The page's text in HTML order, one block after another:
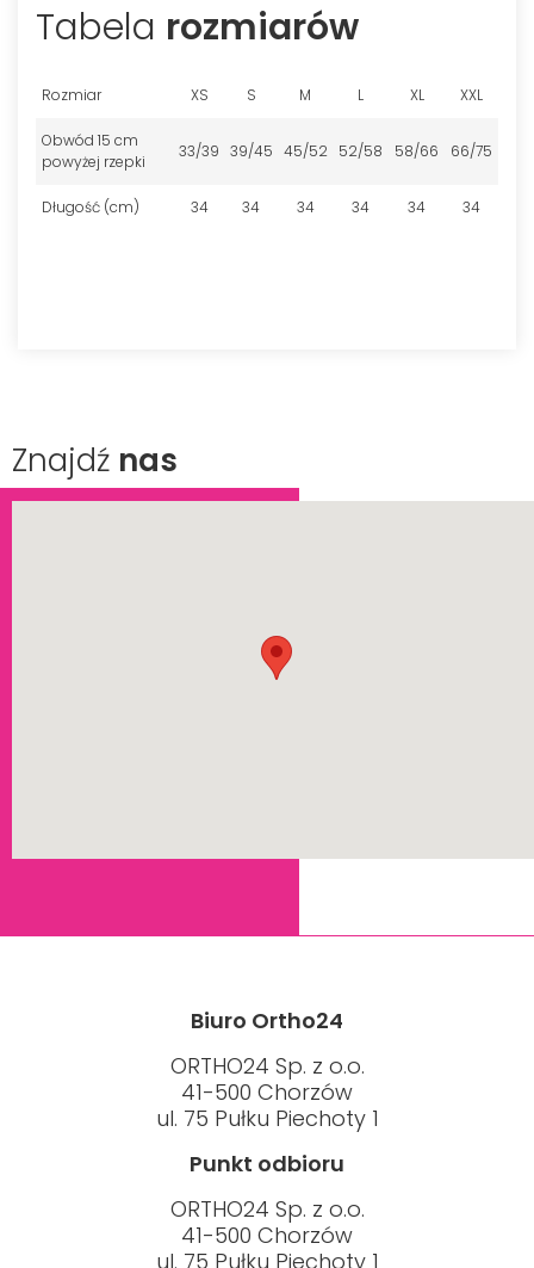
Tabela rozmiarów
Rozmiar XS S M L XL XXL
Obwód 15 cm
powyżej rzepki
33/39 39/45 45/52 52/58 58/66 66/75
Długość (cm) 34 34 34 34 34 34
Znajdź nas
Biuro Ortho24
ORTHO24 Sp. z o.o.
41-500 Chorzów
ul. 75 Pułku Piechoty 1
Punkt odbioru
ORTHO24 Sp. z o.o.
41-500 Chorzów
ul. 75 Pułku Piechoty 1